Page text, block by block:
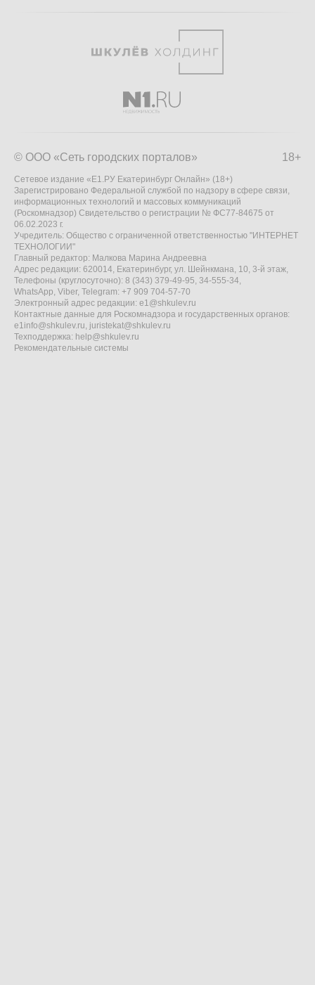
18+
© ООО «Сеть городских порталов»
Сетевое издание «Е1.РУ Екатеринбург Онлайн» (18+)
Зарегистрировано Федеральной службой по надзору в сфере связи,
информационных технологий и массовых коммуникаций
(Роскомнадзор) Свидетельство о регистрации № ФС77-84675 от
06.02.2023 г.
Учредитель: Общество с ограниченной ответственностью "ИНТЕРНЕТ
ТЕХНОЛОГИИ"
Главный редактор: Малкова Марина Андреевна
Адрес редакции: 620014, Екатеринбург, ул. Шейнкмана, 10, 3-й этаж,
Телефоны (круглосуточно): 8 (343) 379-49-95, 34-555-34,
WhatsApp, Viber, Telegram: +7 909 704-57-70
Электронный адрес редакции: e1@shkulev.ru
Контактные данные для Роскомнадзора и государственных органов:
e1info@shkulev.ru, juristekat@shkulev.ru
Техподдержка: help@shkulev.ru
Рекомендательные системы